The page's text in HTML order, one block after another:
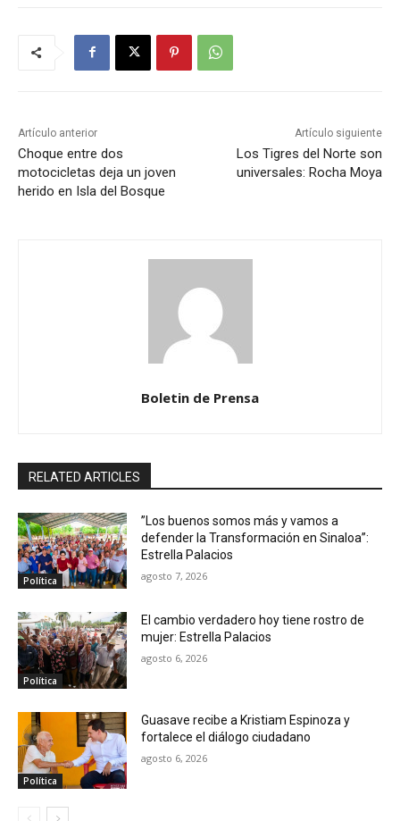
Artículo anterior
Choque entre dos
motocicletas deja un joven
herido en Isla del Bosque
Artículo siguiente
Los Tigres del Norte son
universales: Rocha Moya
Boletin de Prensa
RELATED ARTICLES
Política
”Los buenos somos más y vamos a
defender la Transformación en Sinaloa”:
Estrella Palacios
agosto 7, 2026
Política
El cambio verdadero hoy tiene rostro de
mujer: Estrella Palacios
agosto 6, 2026
Política
Guasave recibe a Kristiam Espinoza y
fortalece el diálogo ciudadano
agosto 6, 2026